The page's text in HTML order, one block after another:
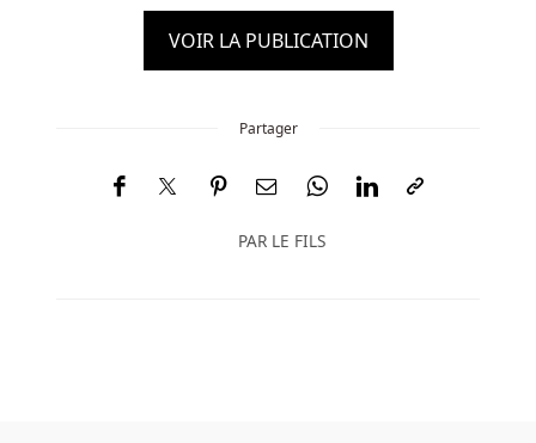
VOIR LA PUBLICATION
Partager
PAR LE FILS